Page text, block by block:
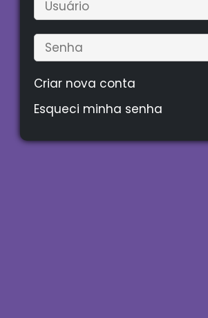
Criar nova conta
Esqueci minha senha